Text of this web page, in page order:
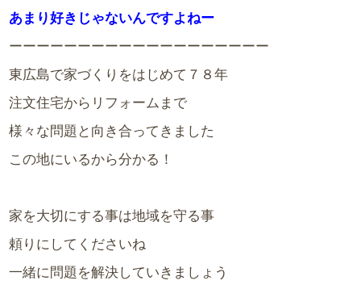
あまり好きじゃないんですよねー
ーーーーーーーーーーーーーーーーーーー
東広島で家づくりをはじめて７８年
注文住宅からリフォームまで
様々な問題と向き合ってきました
この地にいるから分かる！
家を大切にする事は地域を守る事
頼りにしてくださいね
一緒に問題を解決していきましょう